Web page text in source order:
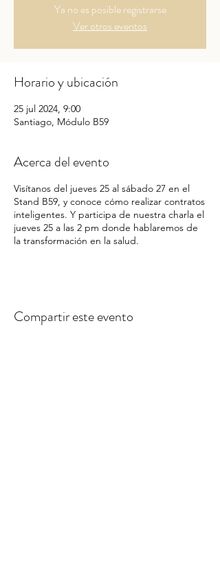
Ya no es posible registrarse
Ver otros eventos
Horario y ubicación
25 jul 2024, 9:00
Santiago, Módulo B59
Acerca del evento
Visítanos del jueves 25 al sábado 27 en el
Stand B59, y conoce cómo realizar contratos
inteligentes. Y participa de nuestra charla el
jueves 25 a las 2 pm donde hablaremos de
la transformación en la salud.
Compartir este evento